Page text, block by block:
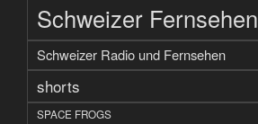
Schweizer Fernsehen
Schweizer Radio und Fernsehen
shorts
SPACE FROGS